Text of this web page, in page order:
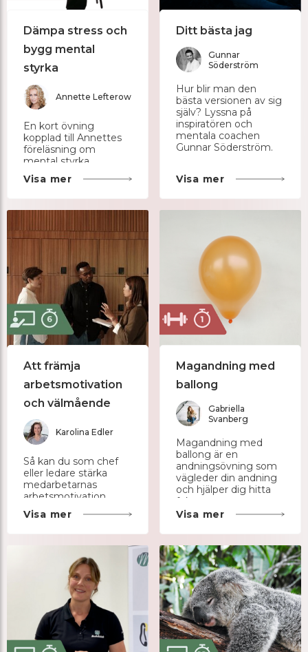
Dämpa stress och
bygg mental
styrka
Annette Lefterow
En kort övning
kopplad till Annettes
föreläsning om
mental styrka.
Visa mer
Ditt bästa jag
Gunnar
Söderström
Hur blir man den
bästa versionen av sig
själv? Lyssna på
inspiratören och
mentala coachen
Gunnar Söderström.
Visa mer
Att främja
arbetsmotivation
och välmående
Karolina Edler
Så kan du som chef
eller ledare stärka
medarbetarnas
arbetsmotivation
utifrån
självbestämmandeteorin.
Visa mer
Magandning med
ballong
Gabriella
Svanberg
Magandning med
ballong är en
andningsövning som
vägleder din andning
och hjälper dig hitta
fokus.
Visa mer